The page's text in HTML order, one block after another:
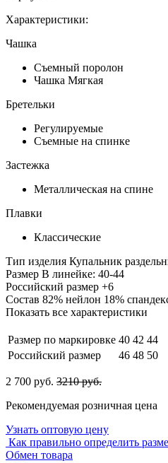
Характеристики:
Чашка
Съемный поролон
Чашка Мягкая
Бретельки
Регулируемые
Съемные на спинке
Застежка
Металлическая на спине
Плавки
Классические
Тип изделия Купальник
Размер В линейке: 40-44
Российский размер +6
Состав 82% нейлон 18%
Показать все характеристики
Размер по маркировке 40 42 44
Российский размер
46 48 50
2 700 руб. 3210 руб.
Рекомендуемая розничная цена
Узнать оптовую цену
Как правильно определить
Обмен товара